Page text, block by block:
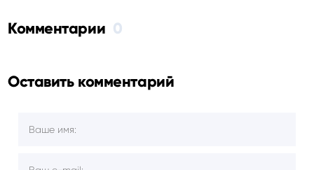
Комментарии 0
Оставить комментарий